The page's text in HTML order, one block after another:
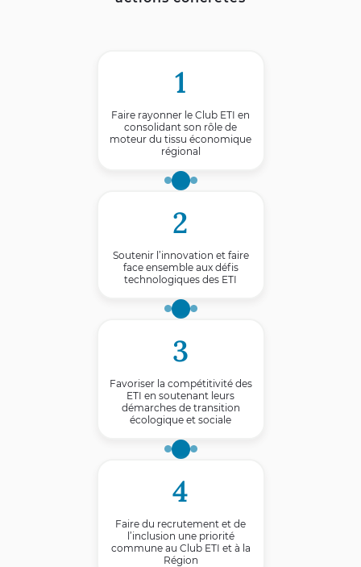
1
Faire rayonner le Club ETI en
consolidant son rôle de
moteur du tissu économique
régional
2
Soutenir l’innovation et faire
face ensemble aux défis
technologiques des ETI
3
Favoriser la compétitivité des
ETI en soutenant leurs
démarches de transition
écologique et sociale
4
Faire du recrutement et de
l’inclusion une priorité
commune au Club ETI et à la
Région